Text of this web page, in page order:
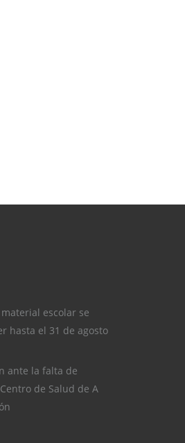
escolar se
hasta el 31 de agosto
ante la falta de
de Salud de A